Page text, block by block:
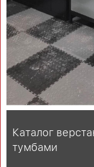
Каталог
тумбами